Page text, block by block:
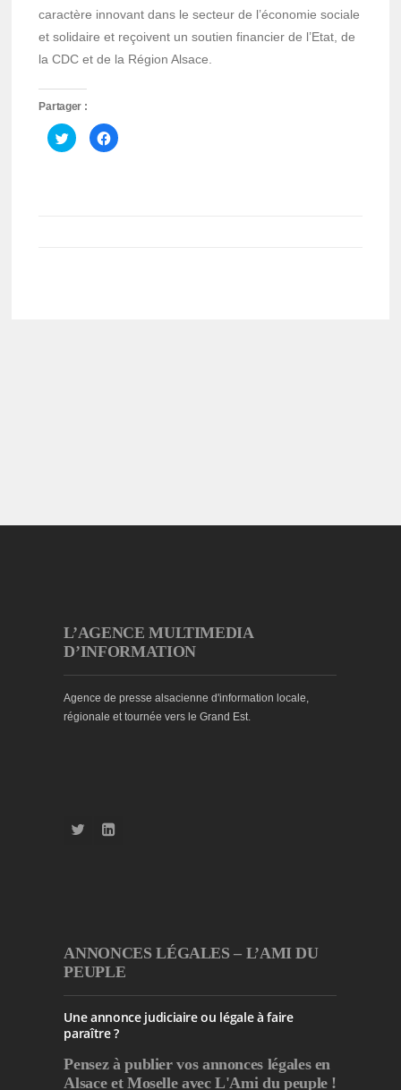
caractère innovant dans le secteur de l’économie sociale
et solidaire et reçoivent un soutien financier de l’Etat, de
la CDC et de la Région Alsace.
Partager :
Cliquez
pour
partager
Cliquez
pour
L’AGENCE MULTIMEDIA
D’INFORMATION
Agence de presse alsacienne d'information locale,
régionale et tournée vers le Grand Est.
ANNONCES LÉGALES – L’AMI DU
PEUPLE
Une annonce judiciaire ou légale à faire
paraître ?
Pensez à publiervos annonces légales en
Alsace et Moselle avec L'Ami du peuple !